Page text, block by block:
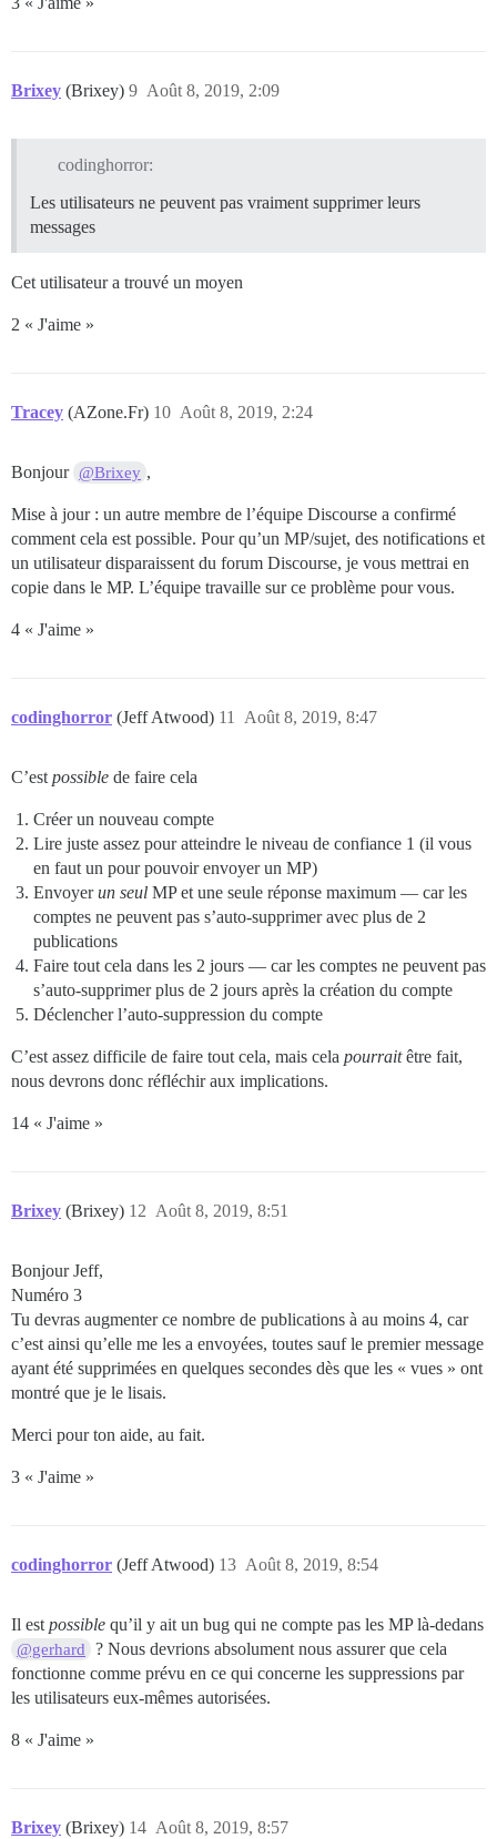
Brixey (Brixey) Août 8, 2019, 2:09
9
codinghorror:
Les utilisateurs ne peuvent pas vraiment supprimer leurs
messages
Cet utilisateur a trouvé un moyen
2 « J'aime »
Tracey (AZone.Fr) Août 8, 2019, 2:24
10
Bonjour @Brixey ,
Mise à jour : un autre membre de l’équipe Discourse a confirmé
comment cela est possible. Pour qu’un MP/sujet, des notifications et
un utilisateur disparaissent du forum Discourse, je vous mettrai en
copie dans le MP. L’équipe travaille sur ce problème pour vous.
4 « J'aime »
codinghorror (Jeff Atwood) Août 8, 2019, 8:47
11
C’est possible de faire cela
Créer un nouveau compte
Lire juste assez pour atteindre le niveau de confiance 1 (il vous
en faut un pour pouvoir envoyer un MP)
Envoyerun seul MP et une seule réponse maximum — car les
comptes ne peuvent pas s’auto-supprimer avec plus de 2
publications
Faire tout cela dans les 2 jours — car les comptes ne peuvent pas
s’auto-supprimer plus de 2 jours après la création du compte
Déclencher l’auto-suppression du compte
C’est assez difficile de faire tout cela, mais cela pourraitêtre fait,
nous devrons donc réfléchir aux implications.
14 « J'aime »
Brixey (Brixey) Août 8, 2019, 8:51
12
Bonjour Jeff,
Numéro 3
Tu devras augmenter ce nombre de publications à au moins 4, car
c’est ainsi qu’elle me les a envoyées, toutes sauf le premier message
ayant été supprimées en quelques secondes dès que les « vues » ont
montré que je le lisais.
Merci pour ton aide, au fait.
3 « J'aime »
codinghorror (Jeff Atwood) Août 8, 2019, 8:54
13
Il est possible qu’il y ait un bug qui ne compte pas les MP là-dedans
@gerhard
? Nous devrions absolument nous assurer que cela
fonctionne comme prévu en ce qui concerne les suppressions par
les utilisateurs eux-mêmes autorisées.
8 « J'aime »
Brixey (Brixey) Août 8, 2019, 8:57
14